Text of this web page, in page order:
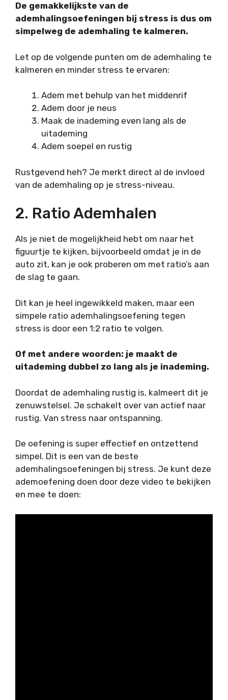
De gemakkelijkste van de
ademhalingsoefeningen bij stress is dus om
simpelweg de ademhaling te kalmeren.
Let op de volgende punten om de ademhaling te
kalmeren en minder stress te ervaren:
Adem met behulp van het middenrif
Adem door je neus
Maak de inademing even lang als de
uitademing
Adem soepel en rustig
Rustgevend heh? Je merkt direct al de invloed
van de ademhaling op je stress-niveau.
2. Ratio Ademhalen
Als je niet de mogelijkheid hebt om naar het
figuurtje te kijken, bijvoorbeeld omdat je in de
auto zit, kan je ook proberen om met ratio’s aan
de slag te gaan.
Dit kan je heel ingewikkeld maken, maar een
simpele ratio ademhalingsoefening tegen
stress is door een 1:2 ratio te volgen.
Of met andere woorden: je maakt de
uitademing dubbel zo lang als je inademing.
Doordat de ademhaling rustig is, kalmeert dit je
zenuwstelsel. Je schakelt over van actief naar
rustig. Van stress naar ontspanning.
De oefening is super effectief en ontzettend
simpel. Dit is een van de beste
ademhalingsoefeningen bij stress. Je kunt deze
ademoefening doen door deze video te bekijken
en mee te doen: